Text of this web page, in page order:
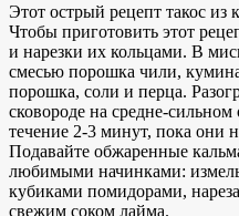
Этот острый рецепт такос из
Чтобы приготовить этот
и нарезки их кольцами. В
смесью порошка чили,
порошка, соли и перца.
сковороде на средне-
течение 2-3 минут, пока они
Подавайте обжаренные
любимыми начинками:
кубиками помидорами,
свежим соком лайма.